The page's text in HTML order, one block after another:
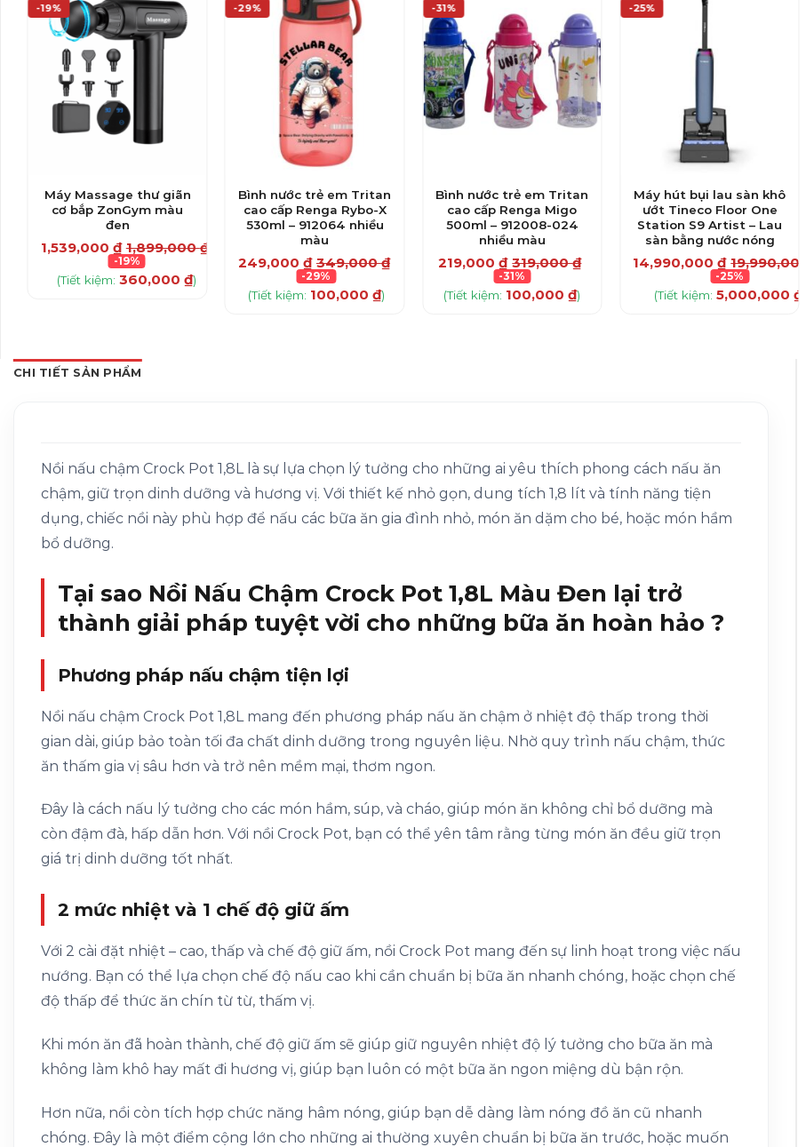
-19%
Máy Massage thư giãn
cơ bắp ZonGym màu
đen
1,539,000 ₫ 1,899,000₫
-19%
(Tiết kiệm:360,000₫)
-29%
Bình nước trẻ em Tritan
cao cấp Renga Rybo-X
530ml – 912064 nhiều
màu
249,000 ₫ 349,000₫
-29%
(Tiết kiệm: 100,000 ₫)
-31%
Bình nước trẻ em Tritan
cao cấp Renga Migo
500ml – 912008-024
nhiều màu
219,000₫ 319,000₫
-31%
(Tiết kiệm: 100,000₫)
-25%
Máy hút bụi lau sàn khô
ướt Tineco Floor One
Station S9 Artist – Lau
sàn bằng nước nóng
14,990,000₫ 19,990,000
-25%
(Tiết kiệm: 5,000,000 ₫
CHI TIẾT SẢN PHẨM
Nồi nấu chậm Crock Pot 1,8L là sự lựa chọn lý tưởng cho những ai yêu thích phong cách nấu ăn
chậm, giữ trọn dinh dưỡng và hương vị. Với thiết kế nhỏ gọn, dung tích 1,8 lít và tính năng tiện
dụng, chiếc nồi này phù hợp để nấu các bữa ăn gia đình nhỏ, món ăn dặm cho bé, hoặc món hầm
bổ dưỡng.
Tại sao Nồi Nấu Chậm Crock Pot 1,8L Màu Đen lại trở
thành giải pháp tuyệt vời cho những bữa ăn hoàn hảo ?
Phương pháp nấu chậm tiện lợi
Nồi nấu chậm Crock Pot 1,8L mang đến phương pháp nấu ăn chậm ở nhiệt độ thấp trong thời
gian dài, giúp bảo toàn tối đa chất dinh dưỡng trong nguyên liệu. Nhờ quy trình nấu chậm, thức
ăn thấm gia vị sâu hơn và trở nên mềm mại, thơm ngon.
Đây là cách nấu lý tưởng cho các món hầm, súp, và cháo, giúp món ăn không chỉ bổ dưỡng mà
còn đậm đà, hấp dẫn hơn. Với nồi Crock Pot, bạn có thể yên tâm rằng từng món ăn đều giữ trọn
giá trị dinh dưỡng tốt nhất.
2 mức nhiệt và 1 chế độ giữ ấm
Với 2 cài đặt nhiệt – cao, thấp và chế độ giữ ấm, nồi Crock Pot mang đến sự linh hoạt trong việc nấu
nướng. Bạn có thể lựa chọn chế độ nấu cao khi cần chuẩn bị bữa ăn nhanh chóng, hoặc chọn chế
độ thấp để thức ăn chín từ từ, thấm vị.
Khi món ăn đã hoàn thành, chế độ giữ ấm sẽ giúp giữ nguyên nhiệt độ lý tưởng cho bữa ăn mà
không làm khô hay mất đi hương vị, giúp bạn luôn có một bữa ăn ngon miệng dù bận rộn.
Hơn nữa, nồi còn tích hợp chức năng hâm nóng, giúp bạn dễ dàng làm nóng đồ ăn cũ nhanh
chóng. Đây là một điểm cộng lớn cho những ai thường xuyên chuẩn bị bữa ăn trước, hoặc muốn